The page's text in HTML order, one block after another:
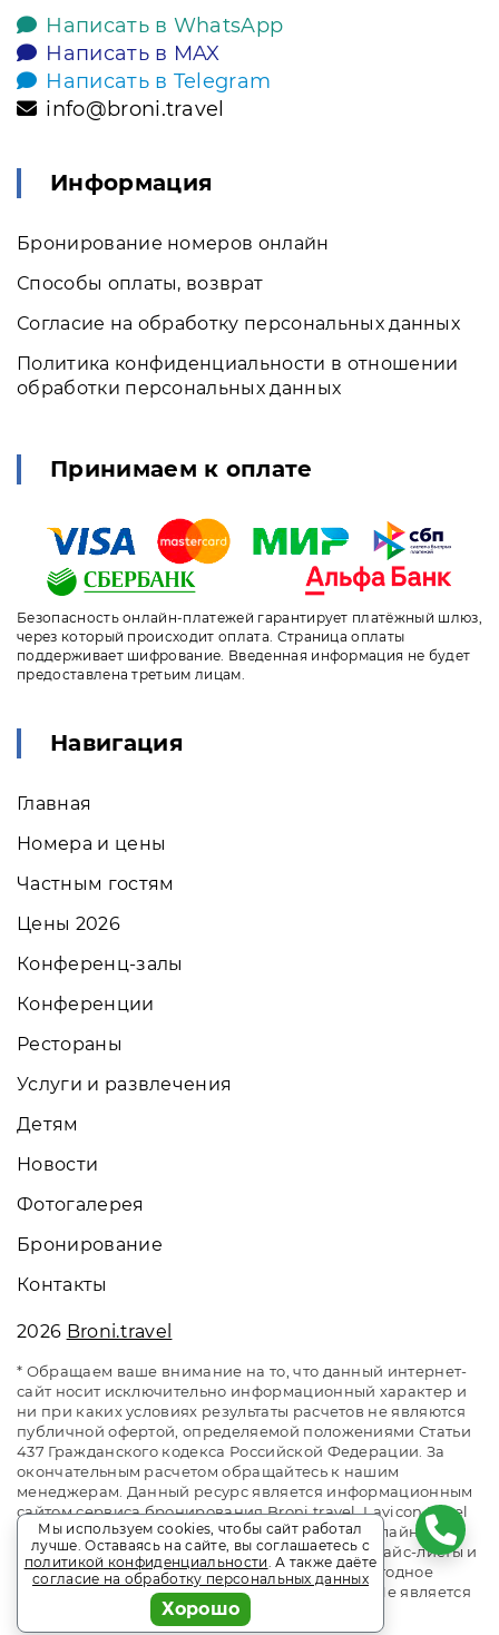
Написать в WhatsApp
Написать в MAX
Написать в Telegram
info@broni.travel
Информация
Бронирование номеров онлайн
Способы оплаты, возврат
Согласие на обработку персональных данных
Политика конфиденциальности в отношении
обработки персональных данных
Принимаем к оплате
Безопасность онлайн-платежей гарантирует платёжный шлюз,
через который происходит оплата. Страница оплаты
поддерживает шифрование. Введенная информация не будет
предоставлена третьим лицам.
Навигация
Главная
Номера и цены
Частным гостям
Цены 2026
Конференц-залы
Конференции
Рестораны
Услуги и развлечения
Детям
Новости
Фотогалерея
Бронирование
Контакты
2026 Broni.travel
* Обращаем ваше внимание на то, что данный интернет-
сайт носит исключительно информационный характер и
ни при каких условиях результаты расчетов не являются
публичной офертой, определяемой положениями Статьи
437 Гражданского кодекса Российской Федерации. За
окончательным расчетом обращайтесь к нашим
менеджерам. Данный ресурс является информационным
сайтом сервиса бронирования Broni.travel. Lavicon Hotel
Fregat / Лавикон Отель Фрегат Адлер. Сайт онлайн
бронирования номеров. Актуальные цены, прайс-листы и
наличие мест. Акции и спецпредложения. Выгодное
бронирование. Индивидуальный менеджер. Не является
официальным сайтом объекта размещения.
Мы используем cookies, чтобы сайт работал
лучше. Оставаясь на сайте, вы соглашаетесь с
политикой конфиденциальности. А также даёте
согласие на обработку персональных данных
Хорошо